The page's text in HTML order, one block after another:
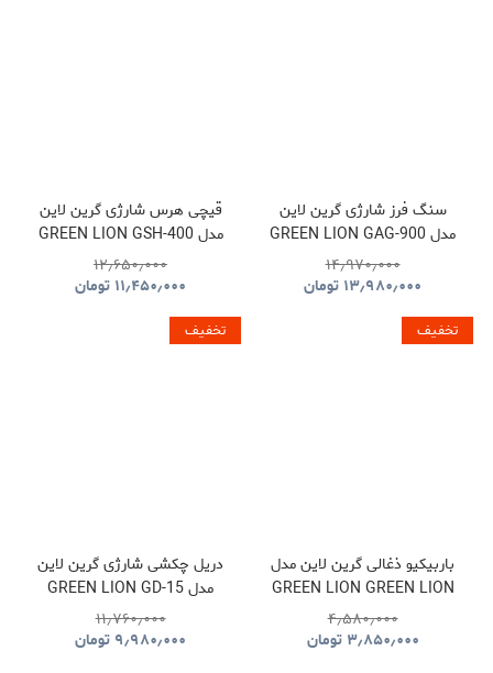
سنگ فرز شارژی گرین لاین
مدل GREEN LION GAG-900
CORDLESS ANGLE
GRINDER TOOL
۱۴٫۹۷۰٫۰۰۰
۱۳٫۹۸۰٫۰۰۰ تومان
قیچی هرس شارژی گرین لاین
مدل GREEN LION GSH-400
ELECTRIC PRUNING
SHEARS TOOL CORDLESS
۱۲٫۶۵۰٫۰۰۰
۱۱٫۴۵۰٫۰۰۰ تومان
تخفیف
باربیکیو ذغالی گرین لاین مدل
GREEN LION GREEN LION
QUDRA FOLDABLE BBQ
GRILL GNQDRBBQSTBK
۴٫۵۸۰٫۰۰۰
۳٫۸۵۰٫۰۰۰ تومان
تخفیف
دریل چکشی شارژی گرین لاین
مدل GREEN LION GD-15
PRO DRIVE CORDLESS
HAMMER DRILL
۱۱٫۷۶۰٫۰۰۰
۹٫۹۸۰٫۰۰۰ تومان